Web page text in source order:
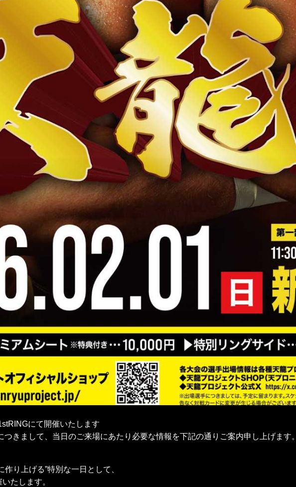
にて開催いたします
きまして、 当日のご来場にあたり必要な情報を下記の通りご案内申し上げます。
り上げる”特別な一日として、
たします。